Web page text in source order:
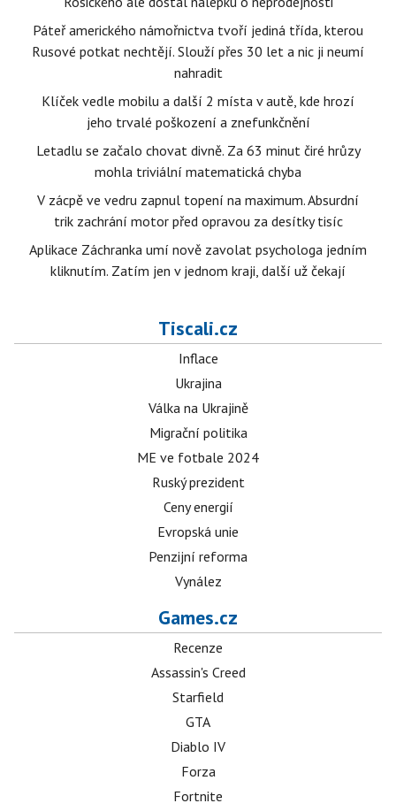
Páteř amerického námořnictva tvoří jediná třída, kterou
Rusové potkat nechtějí. Slouží přes 30 let a nic ji neumí
nahradit
Klíček vedle mobilu a další 2 místa v autě, kde hrozí
jeho trvalé poškození a znefunkčnění
Letadlu se začalo chovat divně. Za 63 minut čiré hrůzy
mohla triviální matematická chyba
V zácpě ve vedru zapnul topení na maximum. Absurdní
trik zachrání motor před opravou za desítky tisíc
Aplikace Záchranka umí nově zavolat psychologa jedním
kliknutím. Zatím jen v jednom kraji, další už čekají
Tiscali.cz
Inflace
Ukrajina
Válka na Ukrajině
Migrační politika
ME ve fotbale 2024
Ruský prezident
Ceny energií
Evropská unie
Penzijní reforma
Vynález
Games.cz
Recenze
Assassin's Creed
Starfield
GTA
Diablo IV
Forza
Fortnite